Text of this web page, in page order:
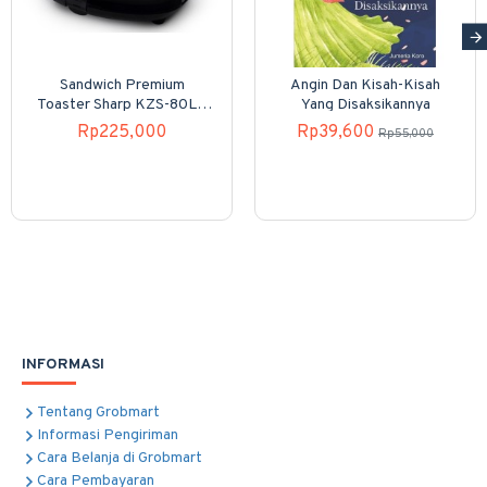
Sandwich Premium
Toaster Sharp KZS-80LP
4 Slices
Rp225,000
Angin Dan Kisah-Kisah
Yang Disaksikannya
Rp39,600 Rp55,000
INFORMASI
Tentang Grobmart
Informasi Pengiriman
Cara Belanja di Grobmart
Cara Pembayaran